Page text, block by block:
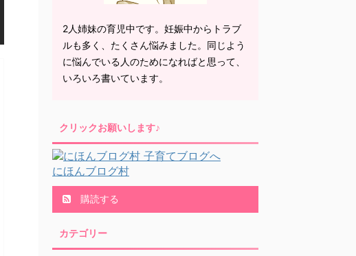
2人姉妹の育児中です。妊娠中からトラブ
ルも多く、たくさん悩みました。同じよう
に悩んでいる人のためになればと思って、
いろいろ書いています。
クリックお願いします♪
にほんブログ村
購読する
カテゴリー